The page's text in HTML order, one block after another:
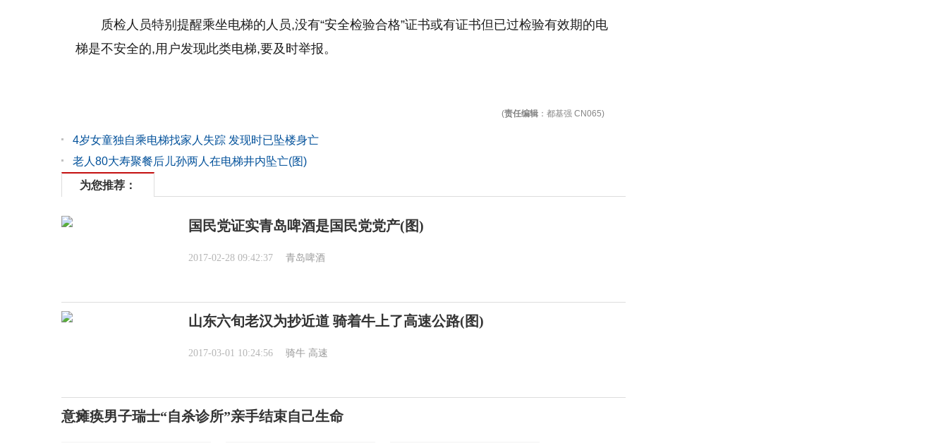
质检人员特别提醒乘坐电梯的人员,没有“安全检验合格”证书或有证书但已过检验有效期的电
梯是不安全的,用户发现此类电梯,要及时举报。
(责任编辑 ：都基强 CN065)
4岁女童独自乘电梯找家人失踪 发现时已坠楼身亡
老人80大寿聚餐后儿孙两人在电梯井内坠亡(图)
为您推荐：
国民党证实青岛啤酒是国民党党产(图)
2017-02-28 09:42:37 青岛啤酒
山东六旬老汉为抄近道 骑着牛上了高速公路(图)
2017-03-01 10:24:56 骑牛 高速
意瘫痪男子瑞士“自杀诊所”亲手结束自己生命